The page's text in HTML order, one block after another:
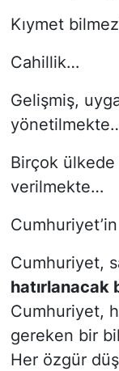
Kıymet
Cahillik…
Gelişmiş,
Birçok
verilmekte…
Cumhuriyet,
hatırlanacak
Cumhuriyet,
gereken bir
Her özgür